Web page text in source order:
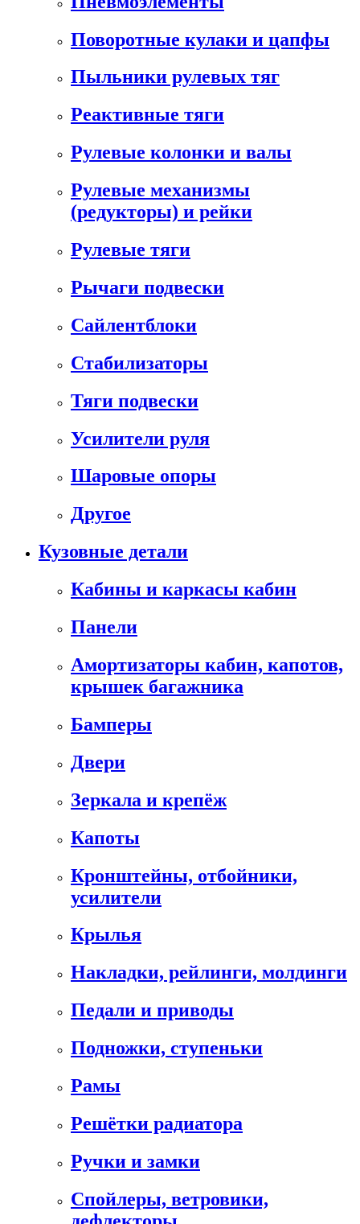
Поворотные кулаки и цапфы
Пыльники рулевых тяг
Реактивные тяги
Рулевые колонки и валы
Рулевые механизмы
(редукторы) и рейки
Рулевые тяги
Рычаги подвески
Сайлентблоки
Стабилизаторы
Тяги подвески
Усилители руля
Шаровые опоры
Другое
Кузовные детали
Кабины и каркасы кабин
Панели
Амортизаторы кабин, капотов,
крышек багажника
Бамперы
Двери
Зеркала и крепёж
Капоты
Кронштейны, отбойники,
усилители
Крылья
Накладки, рейлинги, молдинги
Педали и приводы
Подножки, ступеньки
Рамы
Решётки радиатора
Ручки и замки
Спойлеры, ветровики,